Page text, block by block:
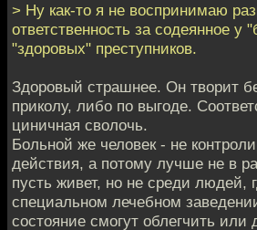
> Ну как-то я не воспринимаю
ответственность за содеянное у
"здоровых" преступников.
Здоровый страшнее. Он творит
приколу, либо по выгоде.
циничная сволочь.
Больной же человек - не
действия, а потому лучше не в
пусть живет, но не среди людей,
специальном лечебном
состояние смогут облегчить или